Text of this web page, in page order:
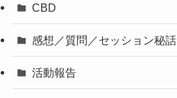
CBD
感想／質問／セッション秘話
活動報告